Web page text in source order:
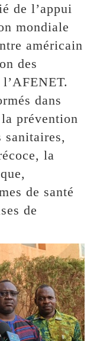
de l’appui
mondiale
américain
des
dans
prévention
sanitaires,
la
de santé
de